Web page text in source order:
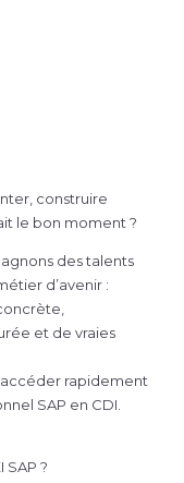
construire
le bon moment ?
des talents
d’avenir :
et de vraies
rapidement
SAP en CDI.
SAP ?